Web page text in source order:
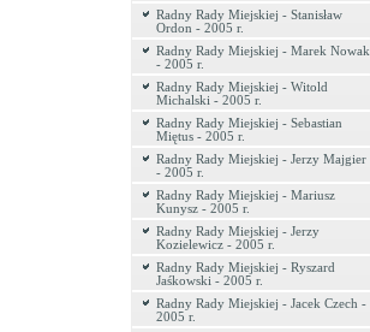
Radny Rady Miejskiej - Stanisław
Ordon - 2005 r.
Radny Rady Miejskiej - Marek Nowak
- 2005 r.
Radny Rady Miejskiej - Witold
Michalski - 2005 r.
Radny Rady Miejskiej - Sebastian
Miętus - 2005 r.
Radny Rady Miejskiej - Jerzy Majgier
- 2005 r.
Radny Rady Miejskiej - Mariusz
Kunysz - 2005 r.
Radny Rady Miejskiej - Jerzy
Kozielewicz - 2005 r.
Radny Rady Miejskiej - Ryszard
Jaśkowski - 2005 r.
Radny Rady Miejskiej - Jacek Czech -
2005 r.